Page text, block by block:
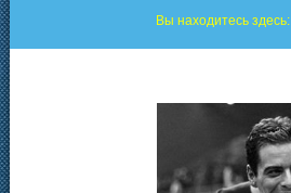
Вы находитесь здесь: